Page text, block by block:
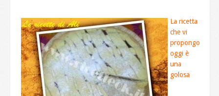
La ricetta
che vi
propongo
oggi è
una
golosa